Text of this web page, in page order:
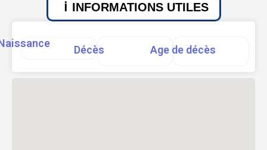
INFORMATIONS UTILES
Décès Age de décès